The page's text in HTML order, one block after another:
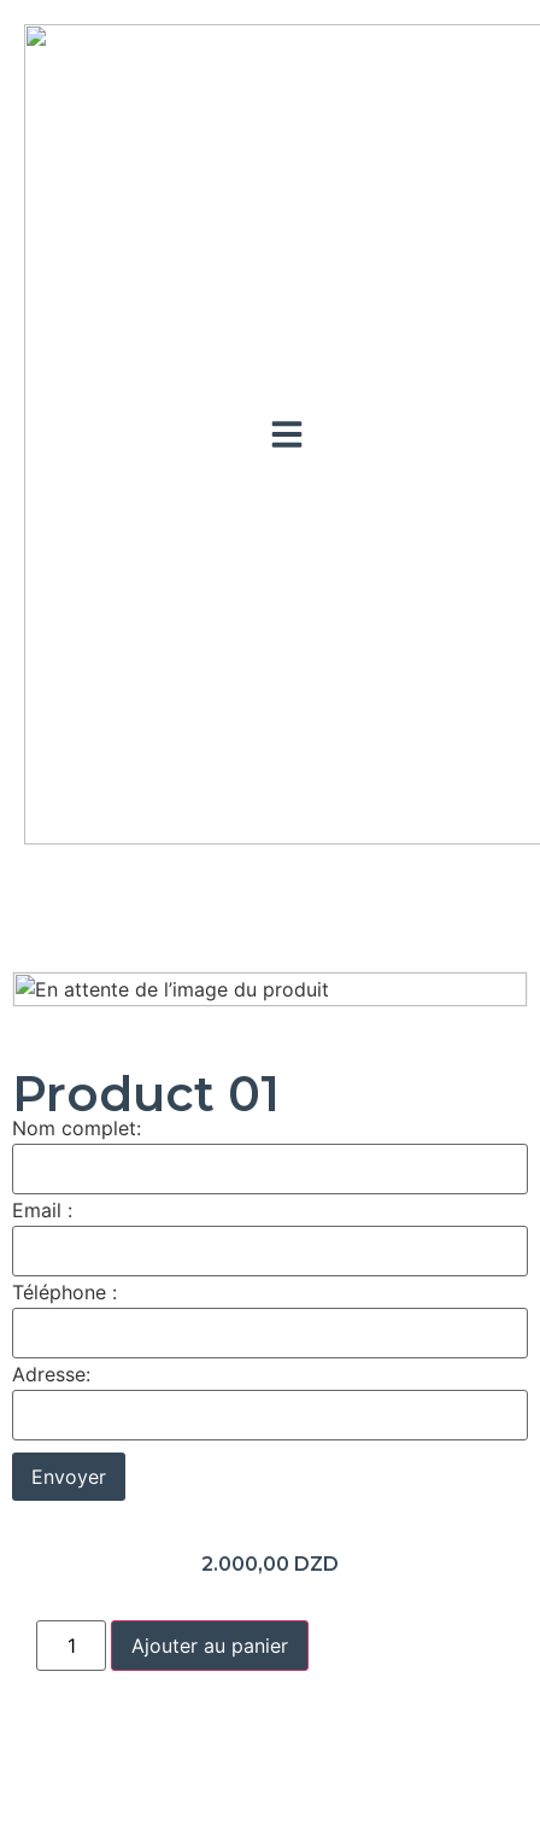
Product 01
Nom complet:
Email :
Téléphone :
Adresse:
2.000,00 DZD
Ajouter au panier